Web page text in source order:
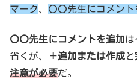
マーク、 〇〇先生にコメント
〇〇先生にコメントを追加
省くが、
＋追加または作成と
注意が必要だ。